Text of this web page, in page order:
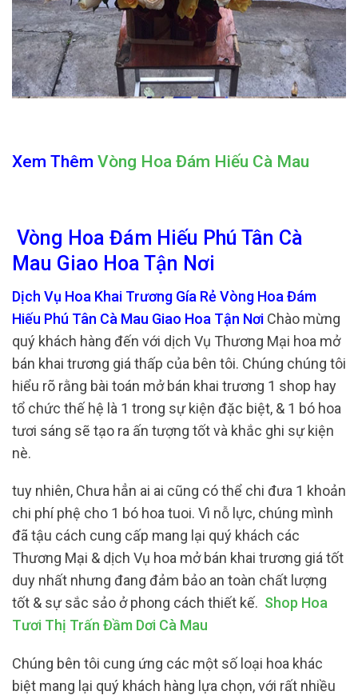
Xem Thêm Vòng Hoa Đám Hiếu Cà Mau
Vòng Hoa Đám Hiếu Phú Tân Cà
Mau Giao Hoa Tận Nơi
Dịch Vụ Hoa Khai Trương Gía Rẻ Vòng Hoa Đám
Hiếu Phú Tân Cà Mau Giao Hoa Tận Nơi Chào mừng
quý khách hàng đến với dịch Vụ Thương Mại hoa mở
bán khai trương giá thấp của bên tôi. Chúng chúng tôi
hiểu rõ rằng bài toán mở bán khai trương 1 shop hay
tổ chức thế hệ là 1 trong sự kiện đặc biệt, & 1 bó hoa
tươi sáng sẽ tạo ra ấn tượng tốt và khắc ghi sự kiện
nè.
tuy nhiên, Chưa hẳn ai ai cũng có thể chi đưa 1 khoản
chi phí phệ cho 1 bó hoa tuoi. Vì nỗ lực, chúng mình
đã tậu cách cung cấp mang lại quý khách các
Thương Mại & dịch Vụ hoa mở bán khai trương giá tốt
duy nhất nhưng đang đảm bảo an toàn chất lượng
tốt & sự sắc sảo ở phong cách thiết kế. Shop Hoa
Tươi Thị Trấn Đầm Dơi Cà Mau
Chúng bên tôi cung ứng các một số loại hoa khác
biệt mang lại quý khách hàng lựa chọn, với rất nhiều